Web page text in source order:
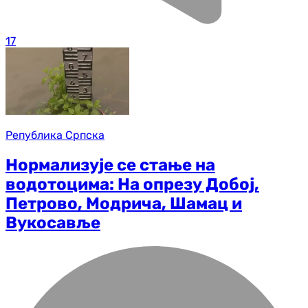
17
Република Српска
Нормализује се стање на
водотоцима: На опрезу Добој,
Петрово, Модрича, Шамац и
Вукосавље